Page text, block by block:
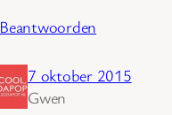
Beantwoorden
7 oktober 2015
Gwen